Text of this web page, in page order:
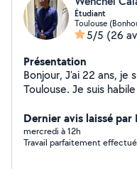
Étudiant
Toulouse
5/5 (26
Présentation
Bonjour, J'ai 22 ans, je suis étudiant à la faculté de
Toulouse. Je suis
montage de meuble en
Dernier avis laissé
mercredi à 12h